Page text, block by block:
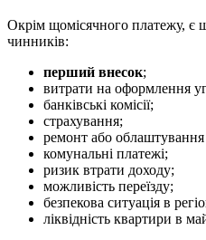
Окрім щомісячного платежу, є
чинників:
перший внесок;
витрати на оформлення
банківські комісії;
страхування;
ремонт або
комунальні платежі;
ризик втрати доходу;
можливість переїзду;
безпекова ситуація в
ліквідність квартири в